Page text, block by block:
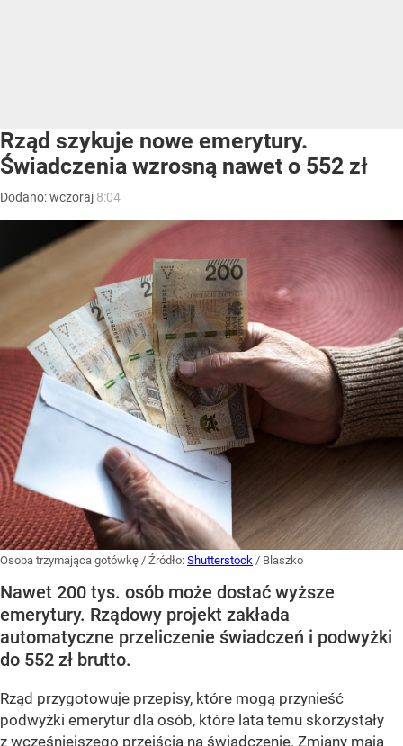
Rząd szykuje nowe emerytury.
Świadczenia wzrosną nawet o 552 zł
Dodano:wczoraj 8:04
Osoba trzymająca gotówkę / Źródło: Shutterstock / Blaszko
Nawet 200 tys. osób może dostać wyższe
emerytury. Rządowy projekt zakłada
automatyczne przeliczenie świadczeń i podwyżki
do 552 zł brutto.
Rząd przygotowuje przepisy, które mogą przynieść
podwyżki emerytur dla osób, które lata temu skorzystały
z wcześniejszego przejścia na świadczenie. Zmiany mają